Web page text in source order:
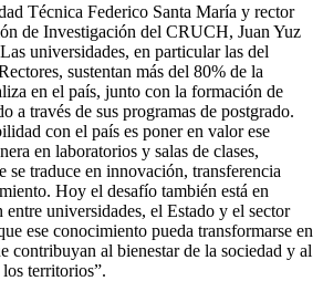
Técnica Federico Santa María y rector
de Investigación del CRUCH, Juan Yuz
universidades, en particular las del
sustentan más del 80% de la
en el país, junto con la formación de
a través de sus programas de postgrado.
con el país es poner en valor ese
en laboratorios y salas de clases,
se traduce en innovación, transferencia
Hoy el desafío también está en
universidades, el Estado y el sector
ese conocimiento pueda transformarse en
contribuyan al bienestar de la sociedad y al
territorios”.